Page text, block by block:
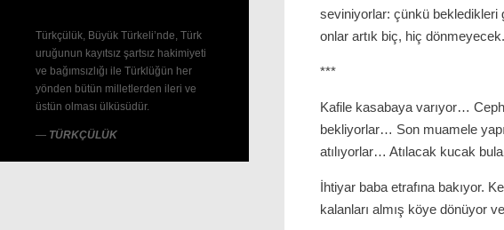
Türkçülük, Büyük Türkeli’nde, Türk
uruğunun kayıtsız şartsız hakimiyeti
ve bağımsızlığı ile Türklüğün her
yönden bütün milletlerden ileri ve
üstün olması ülküsüdür.
— TÜRKÇÜLÜK
seviniyorlar: çünkü bekledikleri
onlar artık biç, hiç
***
Kafile kasabaya varıyor…
bekliyorlar… Son muamele
atılıyorlar… Atılacak kucak
İhtiyar baba etrafına bakıyor.
kalanları almış köye dönüyor